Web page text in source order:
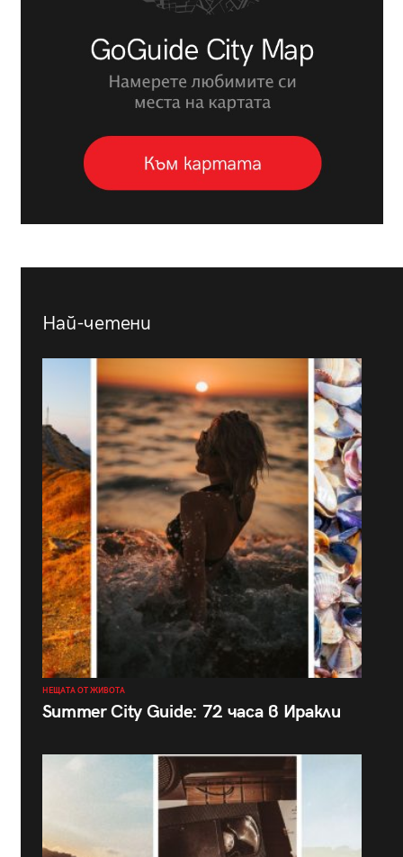
Най-четени
НЕЩАТА ОТ ЖИВОТА
Summer City Guide: 72 часа в Иракли